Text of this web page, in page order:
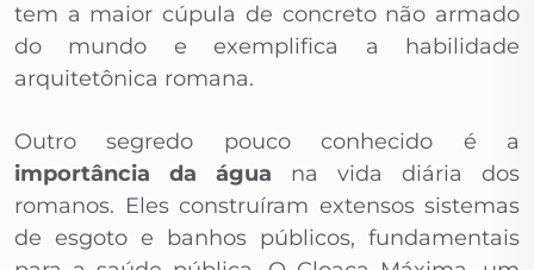
tem a maior cúpula de concreto não armado
do mundo e exemplifica a habilidade
arquitetônica romana.
Outro segredo pouco conhecido é a
importância da água na vida diária dos
romanos. Eles construíram extensos sistemas
de esgoto e banhos públicos, fundamentais